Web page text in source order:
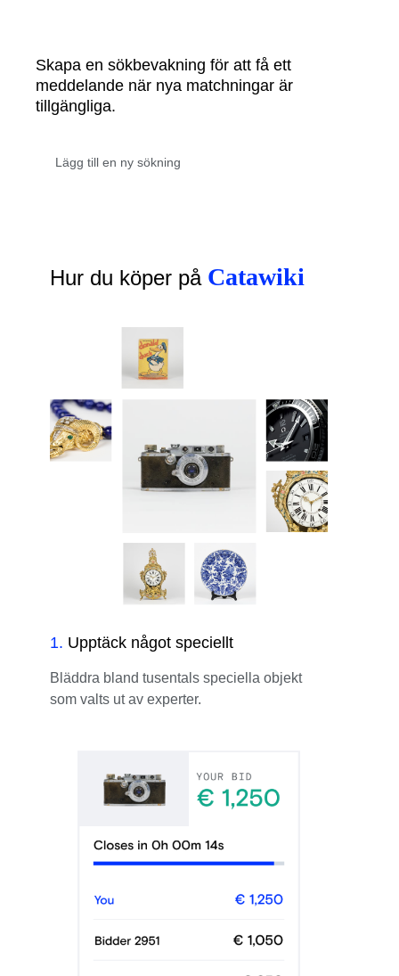
Skapa en sökbevakning för att få ett
meddelande när nya matchningar är
tillgängliga.
Hur du köper på Catawiki
1. Upptäck något speciellt
Bläddra bland tusentals speciella objekt
som valts ut av experter.